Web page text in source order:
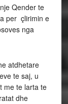
Qender te
per çlirimin e
nga
atdhetare
te saj, u
me te larta te
dhe